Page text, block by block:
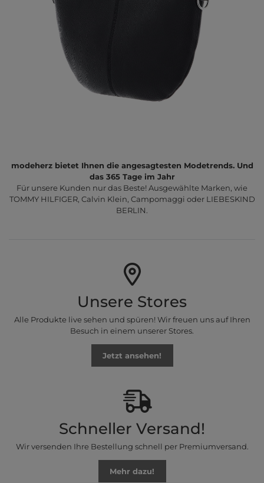
modeherz bietet Ihnen die angesagtesten Modetrends. Und
das 365 Tage im Jahr
Für unsere Kunden nur das Beste! Ausgewählte Marken, wie
TOMMY HILFIGER, Calvin Klein, Campomaggi oder LIEBESKIND
BERLIN.
Unsere Stores
Alle Produkte live sehen und spüren! Wir freuen uns auf Ihren
Besuch in einem unserer Stores.
Jetzt ansehen!
Schneller Versand!
Wir versenden Ihre Bestellung schnell per Premiumversand.
Mehr dazu!